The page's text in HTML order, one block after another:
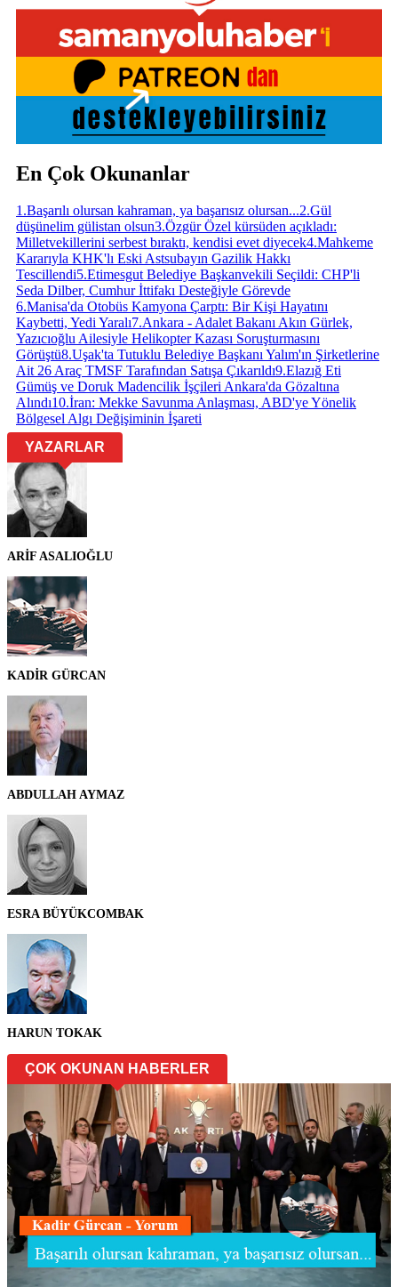
En Çok Okunanlar
1.Başarılı olursan kahraman, ya başarısız olursan...2.Gül
düşünelim gülistan olsun3.Özgür Özel kürsüden açıkladı:
Milletvekillerini serbest bıraktı, kendisi evet diyecek4.Mahkeme
Kararıyla KHK'lı Eski Astsubayın Gazilik Hakkı
Tescillendi5.Etimesgut Belediye Başkanvekili Seçildi: CHP'li
Seda Dilber, Cumhur İttifakı Desteğiyle Görevde
6.Manisa'da Otobüs Kamyona Çarptı: Bir Kişi Hayatını
Kaybetti, Yedi Yaralı7.Ankara - Adalet Bakanı Akın Gürlek,
Yazıcıoğlu Ailesiyle Helikopter Kazası Soruşturmasını
Görüştü8.Uşak'ta Tutuklu Belediye Başkanı Yalım'ın Şirketlerine
Ait 26 Araç TMSF Tarafından Satışa Çıkarıldı9.Elazığ Eti
Gümüş ve Doruk Madencilik İşçileri Ankara'da Gözaltına
Alındı10.İran: Mekke Savunma Anlaşması, ABD'ye Yönelik
Bölgesel Algı Değişiminin İşareti
YAZARLAR
ARİF ASALIOĞLU
KADİR GÜRCAN
ABDULLAH AYMAZ
ESRA BÜYÜKCOMBAK
HARUN TOKAK
ÇOK OKUNAN HABERLER